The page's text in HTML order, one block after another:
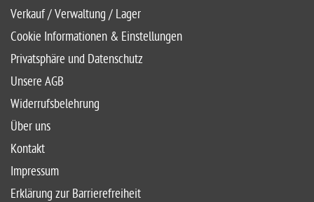
Verkauf / Verwaltung / Lager
Cookie Informationen & Einstellungen
Privatsphäre und Datenschutz
Unsere AGB
Widerrufsbelehrung
Über uns
Kontakt
Impressum
Erklärung zur Barrierefreiheit